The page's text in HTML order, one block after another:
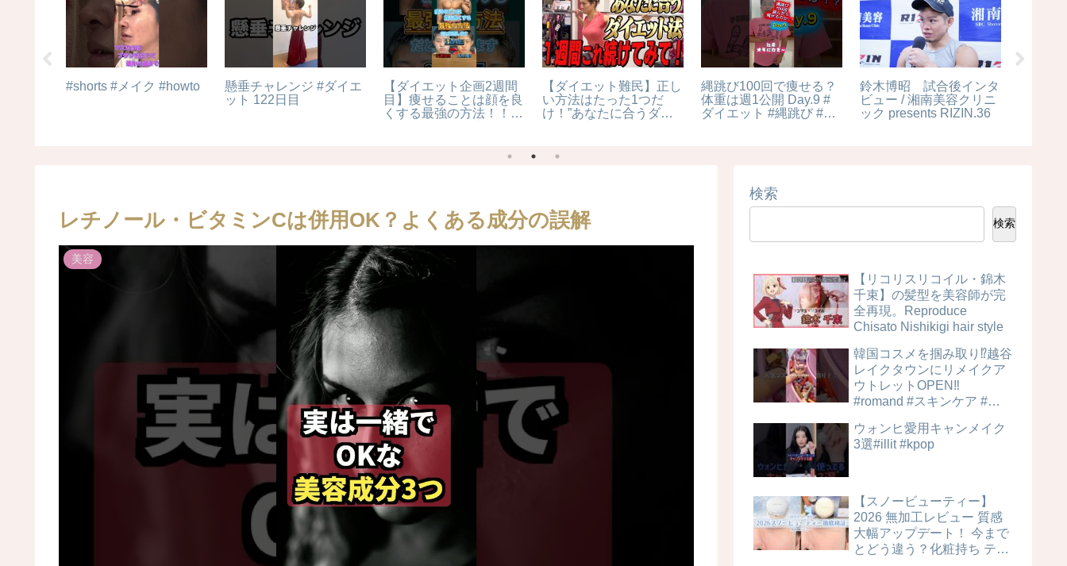
#shorts #メイク #howto
懸垂チャレンジ #ダイエ
ット 122日目
【ダイエット企画2週間
目】痩せることは顔を良
くする最強の方法！！イ
【ダイエット難民】正し
い方法はたった1つだ
け！”あなたに合うダイ
縄跳び100回で痩せる？
体重は週1公開 Day.9 #
ダイエット #縄跳び #縄
鈴木博昭 試合後インタ
ビュー / 湘南美容クリニ
ック presents RIZIN.36
レチノール・ビタミンCは併用OK？よくある成分の誤解
美容
検索
検索
【リコリスリコイル・錦木
千束】の髪型を美容師が完
全再現。Reproduce
Chisato Nishikigi hair style
韓国コスメを掴み取り⁉︎越谷
レイクタウンにリメイクア
ウトレットOPEN‼️
#romand #スキンケア #美
ウォンヒ愛用キャンメイク
3選#illit #kpop
【スノービューティー】
2026 無加工レビュー 質感
大幅アップデート！ 今まで
とどう違う？化粧持ち テカ